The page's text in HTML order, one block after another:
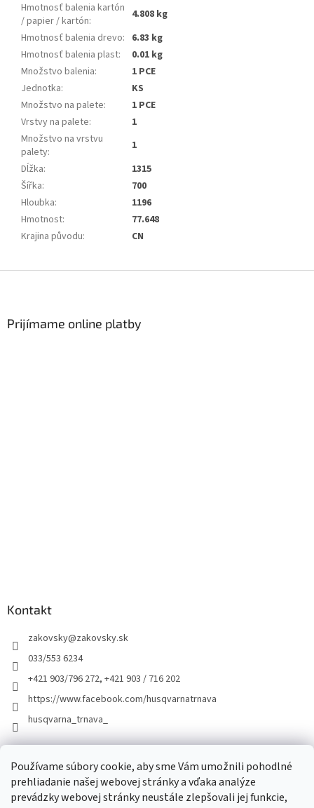
Používame súbory cookie, aby sme Vám umožnili pohodlné
prehliadanie našej webovej stránky a vďaka analýze
prevádzky webovej stránky neustále zlepšovali jej funkcie,
Hmotnosť balenia kartón
/ papier / kartón:
4.808 kg
Hmotnosť balenia drevo: 6.83 kg
Hmotnosť balenia plast:
0.01 kg
Množstvo balenia:
1 PCE
Jednotka:
KS
Množstvo na palete:
1 PCE
Vrstvy na palete:
1
Množstvo na vrstvu
palety:
1
Dĺžka:
1315
Šířka:
700
Hloubka:
1196
Hmotnost:
77.648
Krajina původu: CN
Prijímame online platby
Kontakt
zakovsky@zakovsky.sk
033/553 6234
+421 903/796 272, +421 903 / 716 202
https://www.facebook.com/husqvarnatrnava
husqvarna_trnava_
Facebook